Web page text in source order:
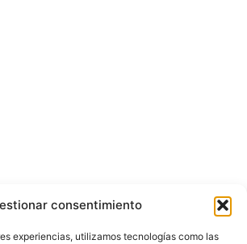
consentimiento
experiencias, utilizamos tecnologías como las